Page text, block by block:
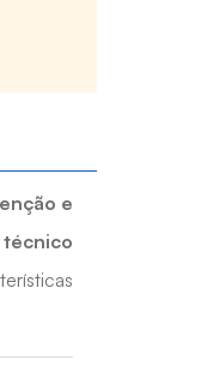
e
técnico